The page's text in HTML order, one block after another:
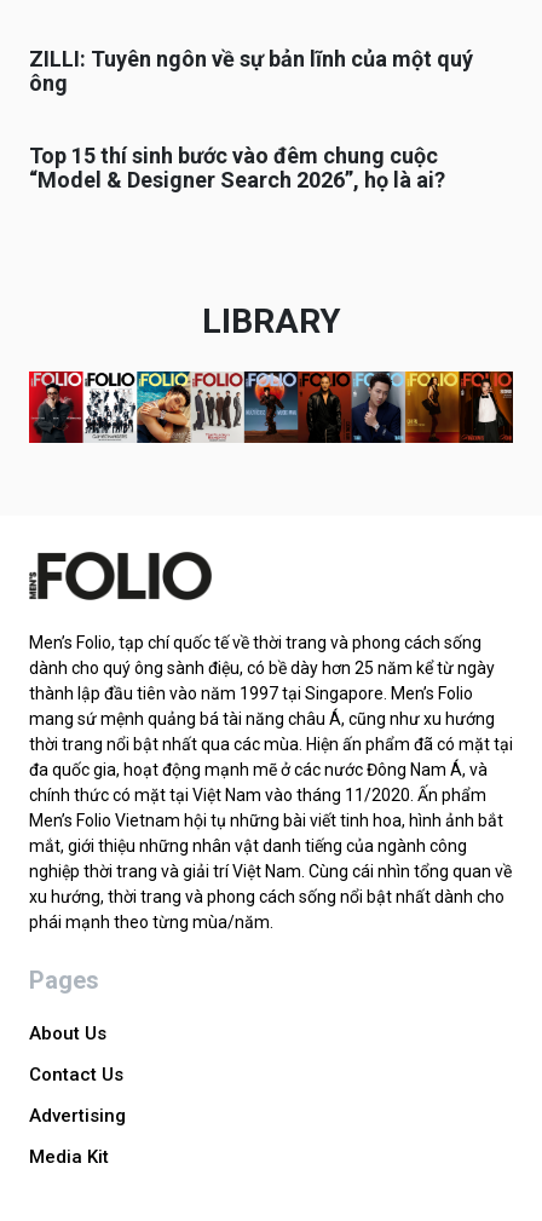
ZILLI: Tuyên ngôn về sự bản lĩnh của một quý
ông
Top 15 thí sinh bước vào đêm chung cuộc
“Model & Designer Search 2026”, họ là ai?
LIBRARY
Men’s Folio, tạp chí quốc tế về thời trang và phong cách sống
dành cho quý ông sành điệu, có bề dày hơn 25 năm kể từ ngày
thành lập đầu tiên vào năm 1997 tại Singapore. Men’s Folio
mang sứ mệnh quảng bá tài năng châu Á, cũng như xu hướng
thời trang nổi bật nhất qua các mùa. Hiện ấn phẩm đã có mặt tại
đa quốc gia, hoạt động mạnh mẽ ở các nước Đông Nam Á, và
chính thức có mặt tại Việt Nam vào tháng 11/2020. Ấn phẩm
Men’s Folio Vietnam hội tụ những bài viết tinh hoa, hình ảnh bắt
mắt, giới thiệu những nhân vật danh tiếng của ngành công
nghiệp thời trang và giải trí Việt Nam. Cùng cái nhìn tổng quan về
xu hướng, thời trang và phong cách sống nổi bật nhất dành cho
phái mạnh theo từng mùa/năm.
Pages
About Us
Contact Us
Advertising
Media Kit